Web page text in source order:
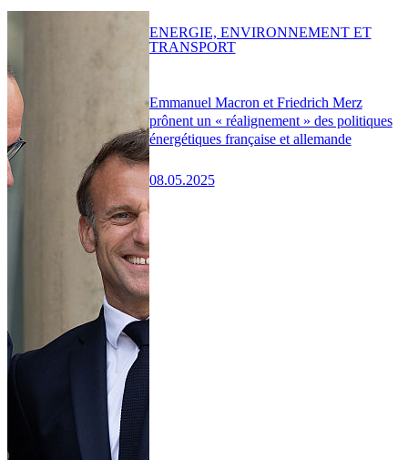
Emmanuel Macron et Friedrich Merz
prônent un « réalignement » des politiques
énergétiques française et allemande
08.05.2025
ENERGIE, ENVIRONNEMENT ET
TRANSPORT